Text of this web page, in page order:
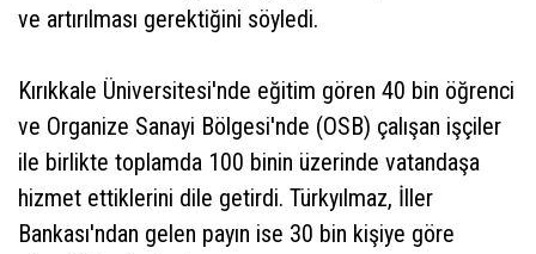
ve artırılması gerektiğini söyledi.
Kırıkkale Üniversitesi'nde eğitim gören 40 bin öğrenci
ve Organize Sanayi Bölgesi'nde (OSB) çalışan işçiler
ile birlikte toplamda 100 binin üzerinde vatandaşa
hizmet ettiklerini dile getirdi. Türkyılmaz, İller
Bankası'ndan gelen payın ise 30 bin kişiye göre